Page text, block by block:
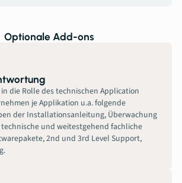
Optionale Add-ons
die Rolle des technischen Application
je Applikation u.a. folgende
der Installationsanleitung, Überwachung
und weitestgehend fachliche
2nd und 3rd Level Support,